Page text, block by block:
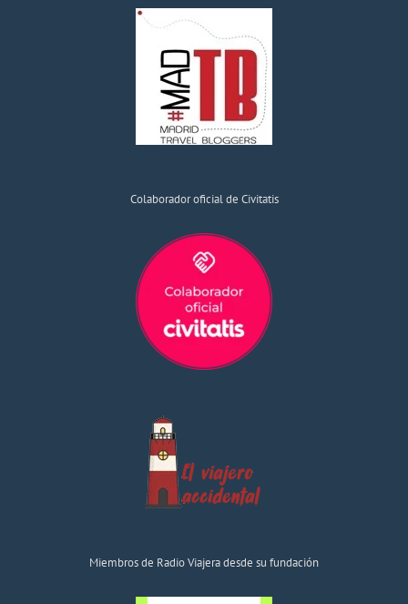
Colaborador oficial de Civitatis
Miembros de Radio Viajera desde su fundación